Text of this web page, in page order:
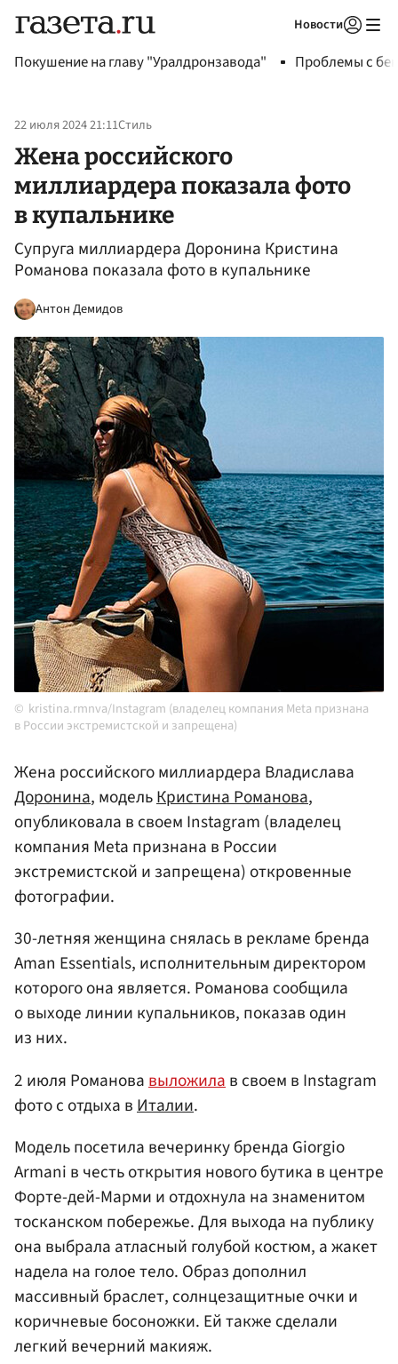
Новости
Покушение на главу "Уралдронзавода" Проблемы с
22 июля 2024 21:11Стиль
Жена российского
миллиардера показала фото
в купальнике
Супруга миллиардера Доронина Кристина
Романова показала фото в купальнике
Антон Демидов
kristina.rmnva/Instagram (владелец компания Meta признана
в России экстремистской и запрещена)
Жена российского миллиардера Владислава
Доронина, модельКристина Романова,
опубликовала в своем Instagram (владелец
компания Meta признана в России
экстремистской и запрещена) откровенные
фотографии.
30-летняя женщина снялась в рекламе бренда
Aman Essentials, исполнительным директором
которого она является. Романова сообщила
о выходе линии купальников, показав один
из них.
2 июля Романова выложила в своем в Instagram
фото с отдыха в Италии.
Модель посетила вечеринку бренда Giorgio
Armani в честь открытия нового бутика в центре
Форте-дей-Марми и отдохнула на знаменитом
тосканском побережье. Для выхода на публику
она выбрала атласный голубой костюм, а жакет
надела на голое тело. Образ дополнил
массивный браслет, солнцезащитные очки и
коричневые босоножки. Ей также сделали
легкий вечерний макияж.